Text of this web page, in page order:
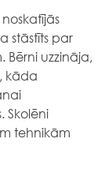
stāstīts par
Bērni uzzināja,
kāda
Skolēni
tehnikām